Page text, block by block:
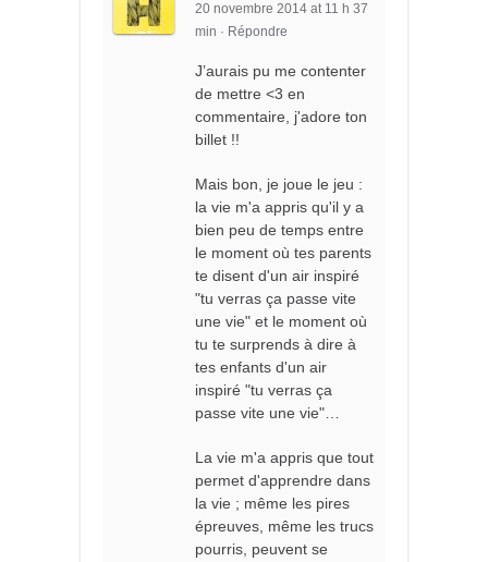
20 novembre 2014 at 11 h 37
min · Répondre
J’aurais pu me contenter
de mettre <3 en
commentaire, j'adore ton
billet !!
Mais bon, je joue le jeu :
la vie m'a appris qu'il y a
bien peu de temps entre
le moment où tes parents
te disent d'un air inspiré
"tu verras ça passe vite
une vie" et le moment où
tu te surprends à dire à
tes enfants d'un air
inspiré "tu verras ça
passe vite une vie"…
La vie m'a appris que tout
permet d'apprendre dans
la vie ; même les pires
épreuves, même les trucs
pourris, peuvent se